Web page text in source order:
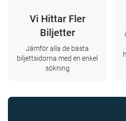
Vi Hittar Fler
Biljetter
Jämför alla de bästa
biljettsidorna med en enkel
sökning